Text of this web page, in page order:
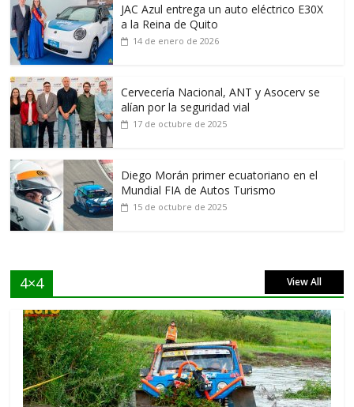
JAC Azul entrega un auto eléctrico E30X
a la Reina de Quito
14 de enero de 2026
Cervecería Nacional, ANT y Asocerv se
alían por la seguridad vial
17 de octubre de 2025
Diego Morán primer ecuatoriano en el
Mundial FIA de Autos Turismo
15 de octubre de 2025
4×4 View All